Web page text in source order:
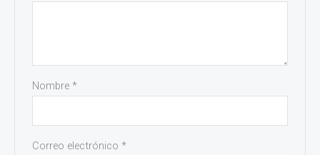
Nombre*
Correo electrónico*